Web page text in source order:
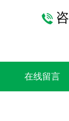
在线留言